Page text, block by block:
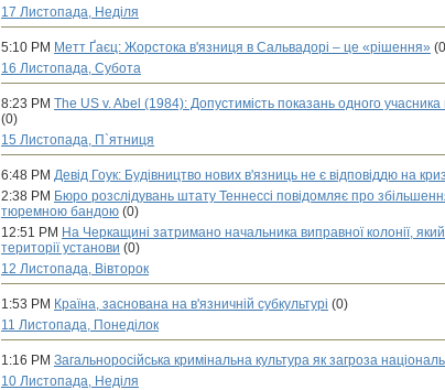
17 Листопада, Неділя
5:10 PM Метт Ґаєц: Жорстока в'язниця в Сальвадорі – це «рішення»
16 Листопада, Субота
8:23 PM The US v. Abel (1984): Допустимість показань одного
(0)
15 Листопада, П`ятниця
6:48 PM Девід Гоук: Будівництво нових в'язниць не є відповіддю на
2:38 PM Бюро розслідувань штату Теннессі повідомляє про
тюремною бандою (0)
12:51 PM На Черкащині затримано начальника виправної колонії,
території установи (0)
12 Листопада, Вівторок
1:53 PM Країна, заснована на в'язничній субкультурі (0)
11 Листопада, Понеділок
1:16 PM Загальноросійська кримінальна культура як загроза
10 Листопада, Неділя